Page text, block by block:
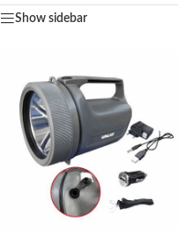
Show sidebar